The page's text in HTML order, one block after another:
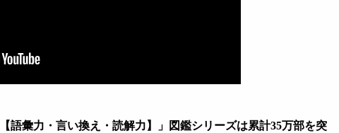
【語彙力・言い換え・読解力 】 」図鑑シリーズは累計35万部を突